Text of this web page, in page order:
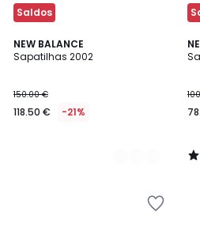
Saldos
NEW BALANCE
Sapatilhas 2002
150.00 €
118.50 € -21%
2
Cores
/
2
/